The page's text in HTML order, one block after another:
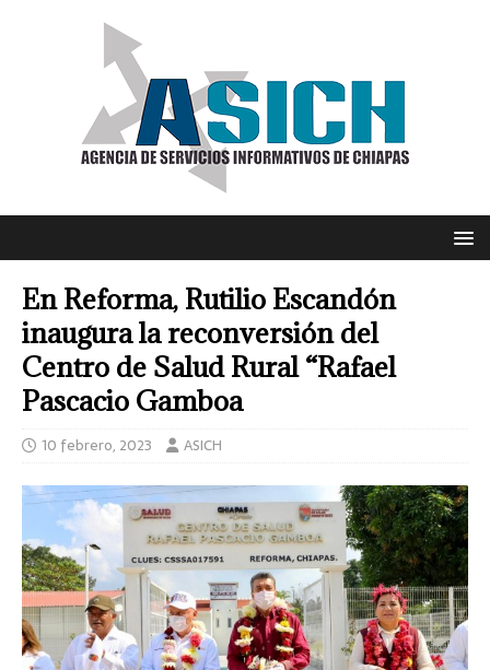
En Reforma, Rutilio Escandón
inaugura la reconversión del
Centro de Salud Rural “Rafael
Pascacio Gamboa
10 febrero, 2023 ASICH